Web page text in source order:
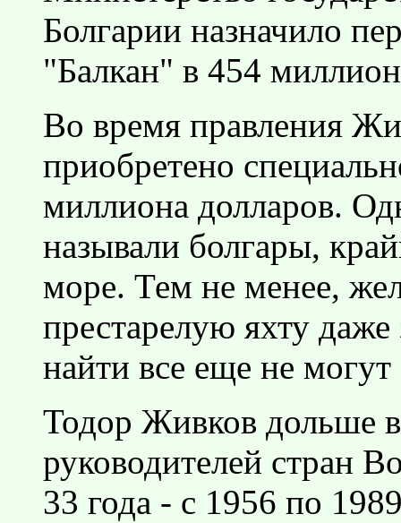
Болгарии назначило
"Балкан" в 454
Во время правления
приобретено
миллиона долларов.
называли болгары,
море. Тем не менее,
престарелую яхту
найти все еще не могут
Тодор Живков дольше
руководителей стран
33 года - с 1956 по